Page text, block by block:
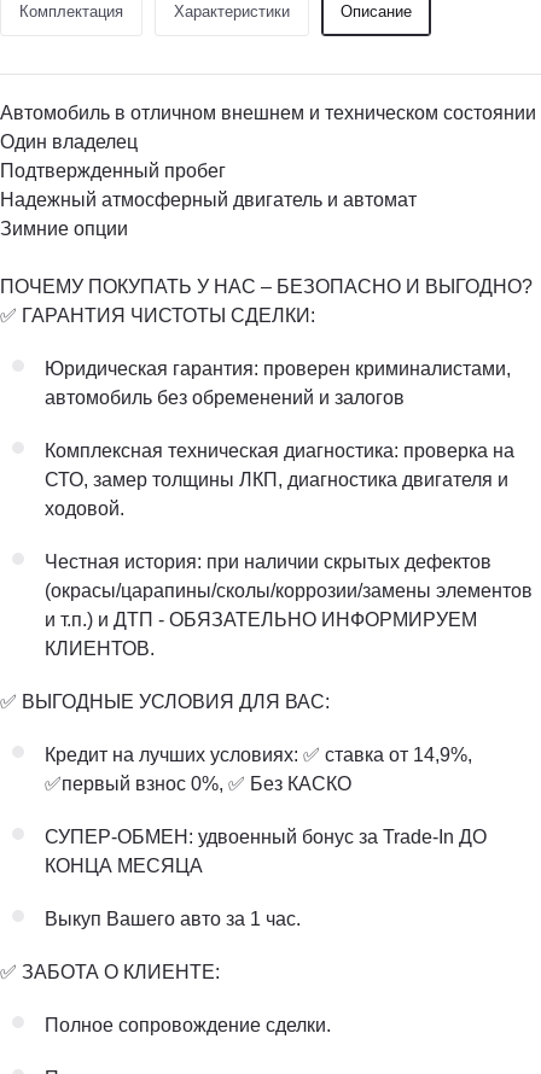
Комплектация Характеристики Описание
Автомобиль в отличном внешнем и техническом состоянии
Один владелец
Подтвержденный пробег
Надежный атмосферный двигатель и автомат
Зимние опции
ПОЧЕМУ ПОКУПАТЬ У НАС – БЕЗОПАСНО И ВЫГОДНО?
✅ ГАРАНТИЯ ЧИСТОТЫ СДЕЛКИ:
Юридическая гарантия: проверен криминалистами,
автомобиль без обременений и залогов
Комплексная техническая диагностика: проверка на
СТО, замер толщины ЛКП, диагностика двигателя и
ходовой.
Честная история: при наличии скрытых дефектов
(окрасы/царапины/сколы/коррозии/замены элементов
и т.п.) и ДТП - ОБЯЗАТЕЛЬНО ИНФОРМИРУЕМ
КЛИЕНТОВ.
✅ ВЫГОДНЫЕ УСЛОВИЯ ДЛЯ ВАС:
Кредит на лучших условиях: ✅ ставка от 14,9%,
✅первый взнос 0%, ✅ Без КАСКО
СУПЕР-ОБМЕН: удвоенный бонус за Trade-In ДО
КОНЦА МЕСЯЦА
Выкуп Вашего авто за 1 час.
✅ ЗАБОТА О КЛИЕНТЕ:
Полное сопровождение сделки.